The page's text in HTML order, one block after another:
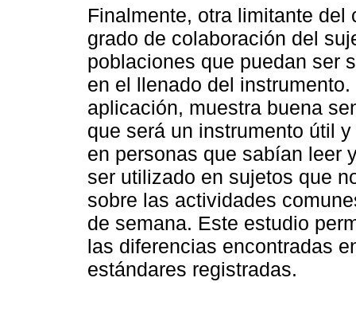
Finalmente, otra limitante
grado de colaboración del
poblaciones que puedan ser
en el llenado del
aplicación, muestra buena
que será un instrumento útil
en personas que sabían leer
ser utilizado en sujetos que
sobre las actividades
de semana. Este estudio
las diferencias encontradas
estándares registradas.